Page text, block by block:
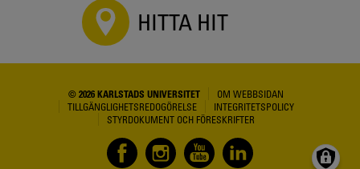
HITTA HIT
© 2026 KARLSTADS UNIVERSITET
OM WEBBSIDAN
TILLGÄNGLIGHETSREDOGÖRELSE
INTEGRITETSPOLICY
STYRDOKUMENT OCH FÖRESKRIFTER